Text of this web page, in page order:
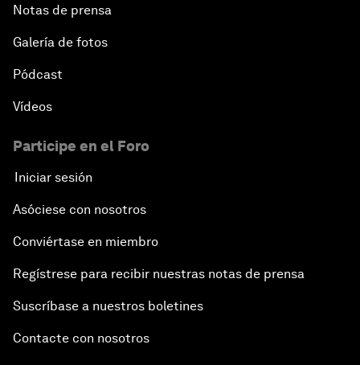
Notas de prensa
Galería de fotos
Pódcast
Vídeos
Participe en el Foro
Iniciar sesión
Asóciese con nosotros
Conviértase en miembro
Regístrese para recibir nuestras notas de prensa
Suscríbase a nuestros boletines
Contacte con nosotros